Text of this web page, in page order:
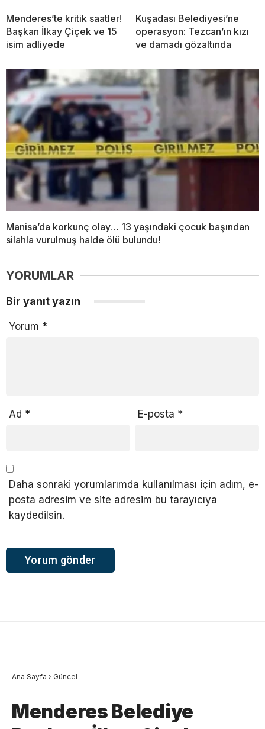
Menderes’te kritik saatler!
Başkan İlkay Çiçek ve 15
isim adliyede
Kuşadası Belediyesi’ne
operasyon: Tezcan’ın kızı
ve damadı gözaltında
Manisa’da korkunç olay… 13 yaşındaki çocuk başından
silahla vurulmuş halde ölü bulundu!
YORUMLAR
Bir yanıt yazın
Yorum *
Ad * E-posta *
Daha sonraki yorumlarımda kullanılması için adım, e-
posta adresim ve site adresim bu tarayıcıya
kaydedilsin.
Ana Sayfa › Güncel
Menderes Belediye